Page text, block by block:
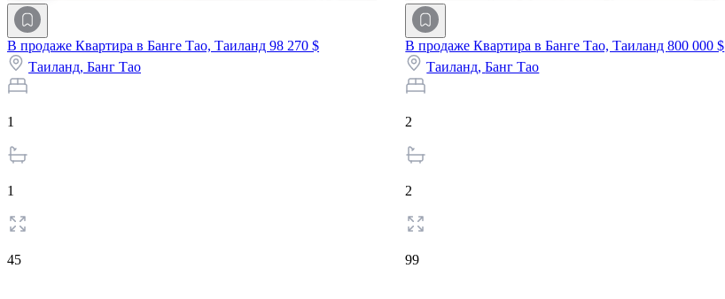
В продаже Квартира в Банге Тао, Таиланд 98 270 $
Таиланд, Банг Тао
1
1
45
В продаже Квартира в Банге Тао, Таиланд800 000 $
Таиланд,Банг Тао
2
2
99